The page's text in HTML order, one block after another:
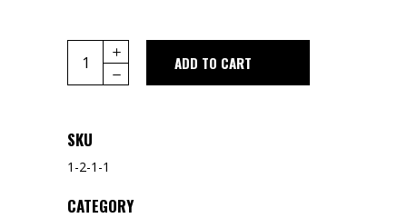
ADD TO CART
SKU
1-2-1-1
CATEGORY